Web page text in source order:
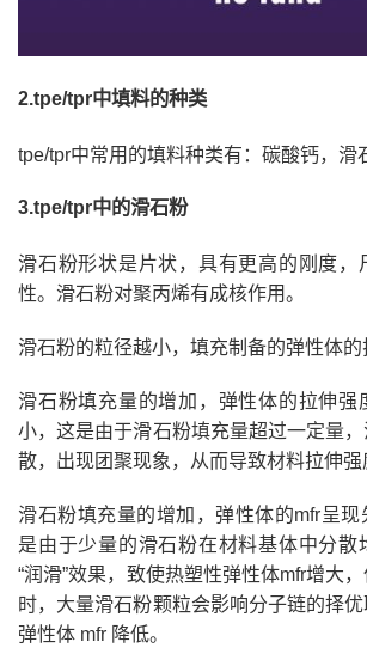
2.tpe/tpr中填料的种类
tpe/tpr中常用的填料种类有：碳酸钙，滑
3.tpe/tpr中的滑石粉
滑石粉形状是片状，具有更高的刚度，
性。滑石粉对聚丙烯有成核作用。
滑石粉的粒径越小，填充制备的弹性体的
滑石粉填充量的增加，弹性体的拉伸强
小，这是由于滑石粉填充量超过一定量
散，出现团聚现象，从而导致材料拉伸强
滑石粉填充量的增加，弹性体的mfr呈
是由于少量的滑石粉在材料基体中分散
“润滑”效果，致使热塑性弹性体mfr增大
时，大量滑石粉颗粒会影响分子链的择
弹性体 mfr 降低。